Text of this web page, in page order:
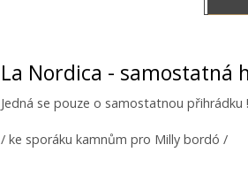
La Nordica - samostatná
Jedná se pouze o samostatnou přihrádku
/ ke sporáku kamnům pro Milly bordó /